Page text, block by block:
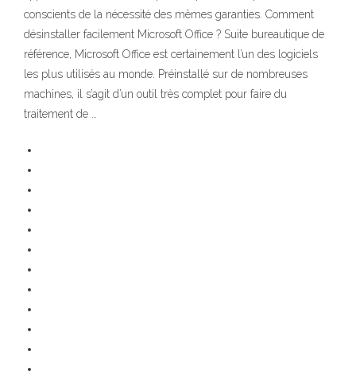
conscients de la nécessité des mêmes garanties. Comment
désinstaller facilement Microsoft Office ? Suite bureautique de
référence, Microsoft Office est certainement l’un des logiciels
les plus utilisés au monde. Préinstallé sur de nombreuses
machines, il s’agit d’un outil très complet pour faire du
traitement de …